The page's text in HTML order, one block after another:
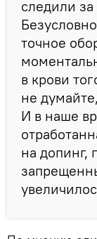
следили
точное
в крови
не
И в наше
на допинг,